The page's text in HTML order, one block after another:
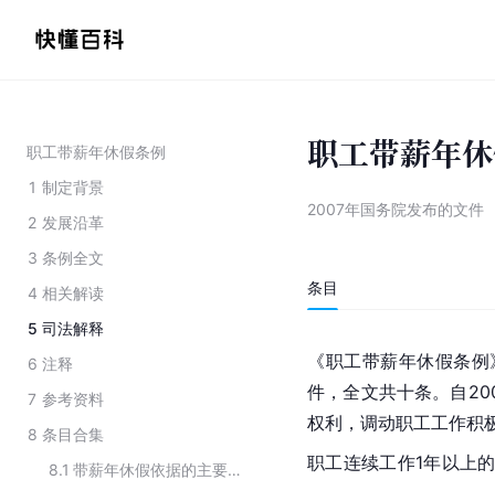
职工带薪年休假条例
1 制定背景
2 发展沿革
3 条例全文
4 相关解读
5 司法解释
6 注释
7 参考资料
8 条目合集
8.1
带薪年休假依据的主要法律法规
职工带薪年
2007年国务院发布的文件
条目
《职工带薪年休假条
件，全文共十条。自
权利，调动职工工作积
职工连续工作1年以上